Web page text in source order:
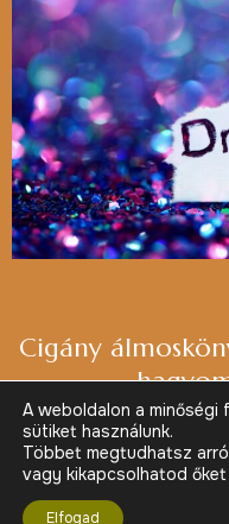
Cigány
A weboldalon a minőségi
sütiket használunk.
Többet megtudhatsz
vagy kikapcsolhatod őket
Elfogad